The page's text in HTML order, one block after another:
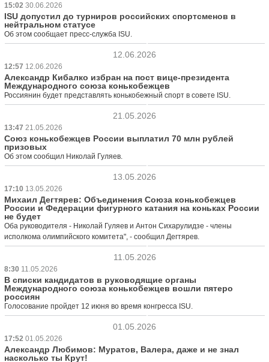
15:02 30.06.2026
ISU допустил до турниров российских спортсменов в
нейтральном статусе
Об этом сообщает пресс-служба ISU.
12.06.2026
12:57 12.06.2026
Александр Кибалко избран на пост вице-президента
Международного союза конькобежцев
Россиянин будет представлять конькобежный спорт в совете ISU.
21.05.2026
13:47 21.05.2026
Союз конькобежцев России выплатил 70 млн рублей
призовых
Об этом сообщил Николай Гуляев.
13.05.2026
17:10 13.05.2026
Михаил Дегтярев: Объединения Союза конькобежцев
России и Федерации фигурного катания на коньках России
не будет
Оба руководителя - Николай Гуляев и Антон Сихарулидзе - члены
исполкома олимпийского комитета", - сообщил Дегтярев.
11.05.2026
8:30 11.05.2026
В списки кандидатов в руководящие органы
Международного союза конькобежцев вошли пятеро
россиян
Голосование пройдет 12 июня во время конгресса ISU.
01.05.2026
17:52 01.05.2026
Александр Любимов: Муратов, Валера, даже и не знал
насколько ты Крут!